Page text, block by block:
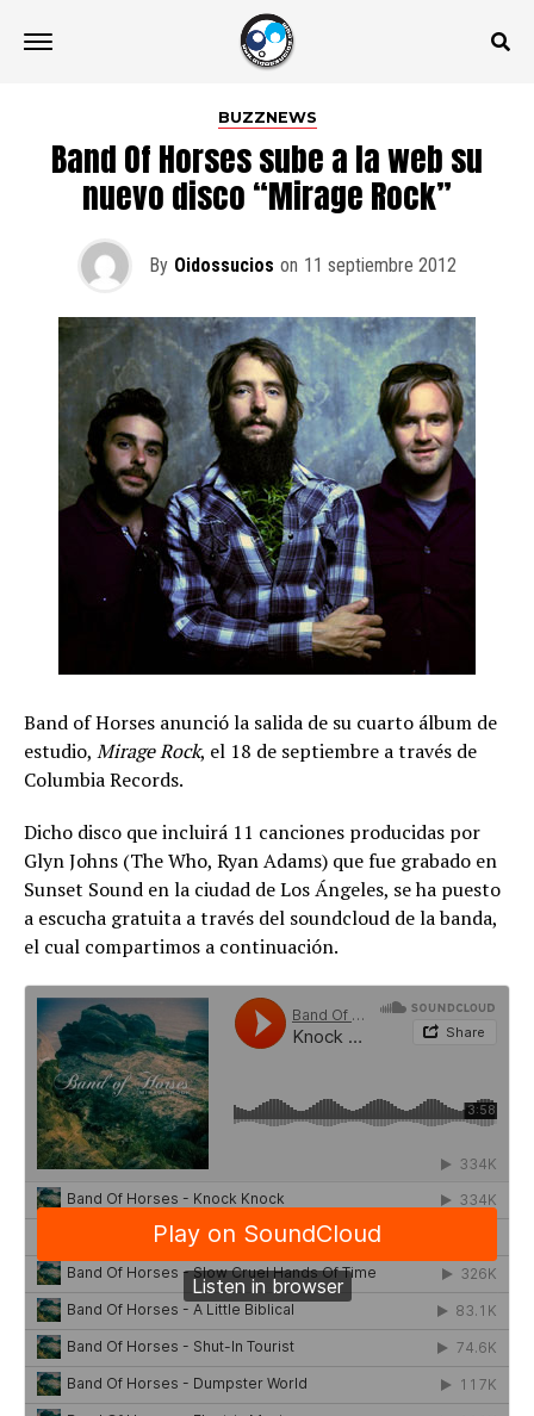
BUZZNEWS
Band Of Horses sube a la web su
nuevo disco “Mirage Rock”
By Oidossucios on 11 septiembre 2012
Band of Horses anunció la salida de su cuarto álbum de
estudio, Mirage Rock, el 18 de septiembre a través de
Columbia Records.
Dicho disco que incluirá 11 canciones producidas por
Glyn Johns (The Who, Ryan Adams) que fue grabado en
Sunset Sound en la ciudad de Los Ángeles, se ha puesto
a escucha gratuita a través del soundcloud de la banda,
el cual compartimos a continuación.